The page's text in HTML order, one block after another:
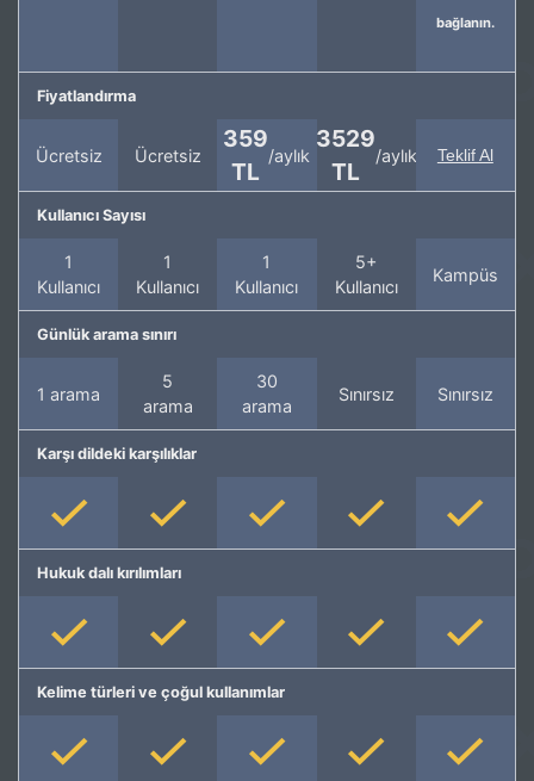
bağlanın.
Fiyatlandırma
Ücretsiz Ücretsiz
359
TL
/aylık
3529
TL
/aylık Teklif Al
Kullanıcı Sayısı
1
Kullanıcı
1
Kullanıcı
1
Kullanıcı
5+
Kullanıcı
Kampüs
Günlük arama sınırı
1 arama
5
arama
30
arama
Sınırsız Sınırsız
Karşı dildeki karşılıklar
Hukuk dalı kırılımları
Kelime türleri ve çoğul kullanımlar